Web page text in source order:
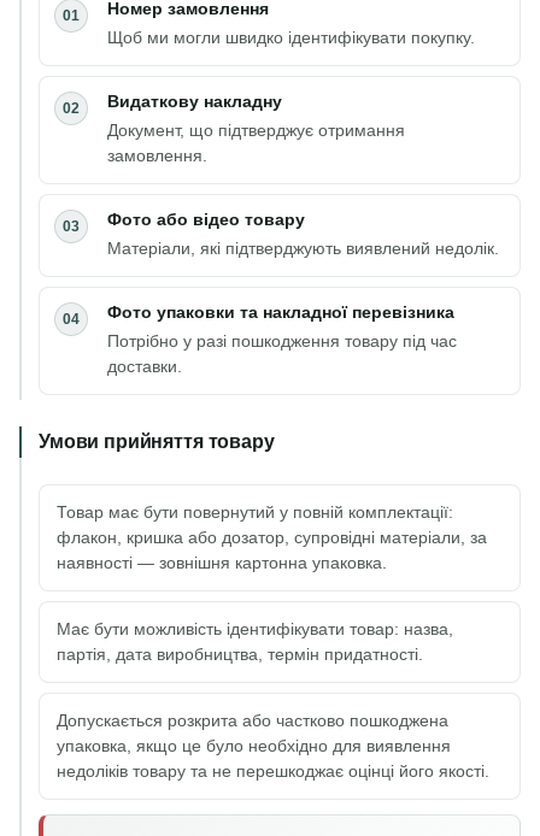
01
Номер замовлення
Щоб ми могли швидко ідентифікувати покупку.
02
Видаткову накладну
Документ, що підтверджує отримання
замовлення.
03
Фото або відео товару
Матеріали, які підтверджують виявлений недолік.
04
Фото упаковки та накладної перевізника
Потрібно у разі пошкодження товару під час
доставки.
Умови прийняття товару
Товар має бути повернутий у повній комплектації:
флакон, кришка або дозатор, супровідні матеріали, за
наявності — зовнішня картонна упаковка.
Має бути можливість ідентифікувати товар: назва,
партія, дата виробництва, термін придатності.
Допускається розкрита або частково пошкоджена
упаковка, якщо це було необхідно для виявлення
недоліків товару та не перешкоджає оцінці його якості.